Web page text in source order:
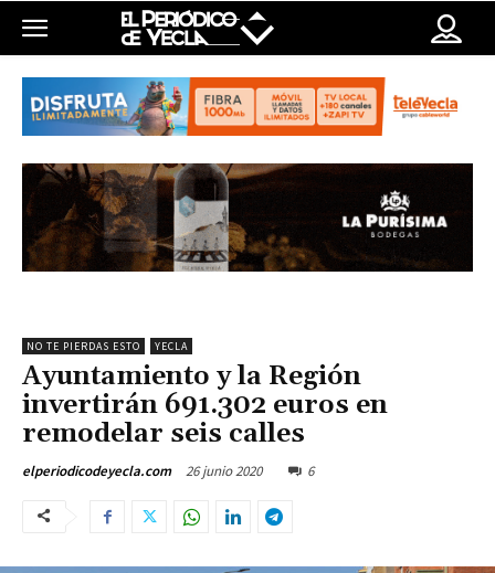
NO TE PIERDAS ESTO YECLA
Ayuntamiento y la Región
invertirán 691.302 euros en
remodelar seis calles
elperiodicodeyecla.com 26 junio 2020 6